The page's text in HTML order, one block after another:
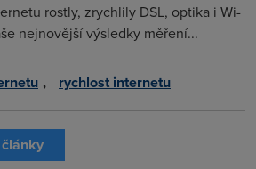
rostly, zrychlily DSL, optika i Wi-
nejnovější výsledky měření...
, rychlost internetu